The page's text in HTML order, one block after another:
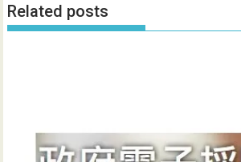
Related posts